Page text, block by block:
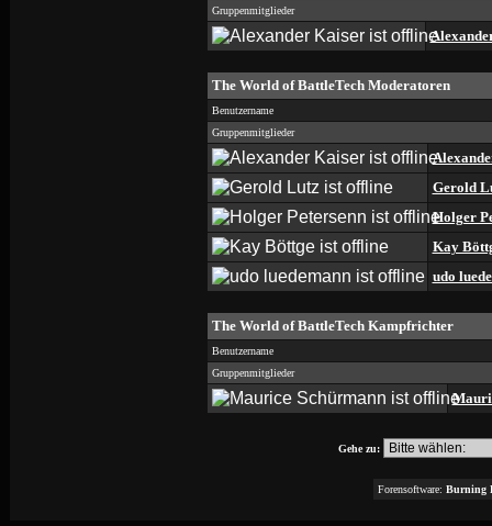
Gruppenmitglieder
The World of BattleTech Moderatoren
Benutzername
Gruppenmitglieder
Gerold
Holger
Kay
udo
The World of BattleTech Kampfrichter
Benutzername
Gruppenmitglieder
Gehe zu:
Forensoftware: Burning